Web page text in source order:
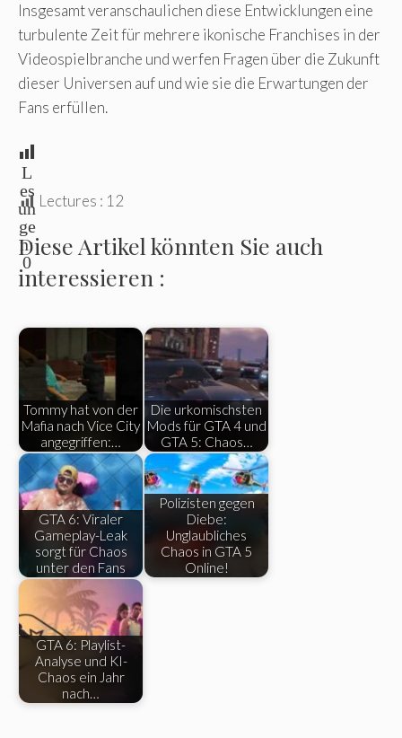
Insgesamt veranschaulichen diese Entwicklungen eine
turbulente Zeit für mehrere ikonische Franchises in der
Videospielbranche und werfen Fragen über die Zukunft
dieser Universen auf und wie sie die Erwartungen der
Fans erfüllen.
L
es
un
ge
n:
0
Lectures : 12
Diese Artikel könnten Sie auch
interessieren :
Tommy hat von der
Mafia nach Vice City
angegriffen:…
Die urkomischsten
Mods für GTA 4 und
GTA 5: Chaos…
GTA 6: Viraler
Gameplay-Leak
sorgt für Chaos
unter den Fans
Polizisten gegen
Diebe:
Unglaubliches
Chaos in GTA 5
Online!
GTA 6: Playlist-
Analyse und KI-
Chaos ein Jahr
nach…